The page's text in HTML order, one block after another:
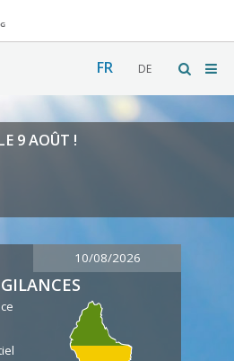
FR DE
9 AOÛT !
10/08/2026